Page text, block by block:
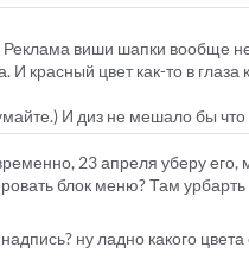
Реклама виши шапки вообще
И красный цвет как-то в глаза
И диз не мешало бы что -
23 апреля уберу
блок меню? Там
ну ладно какого цвета